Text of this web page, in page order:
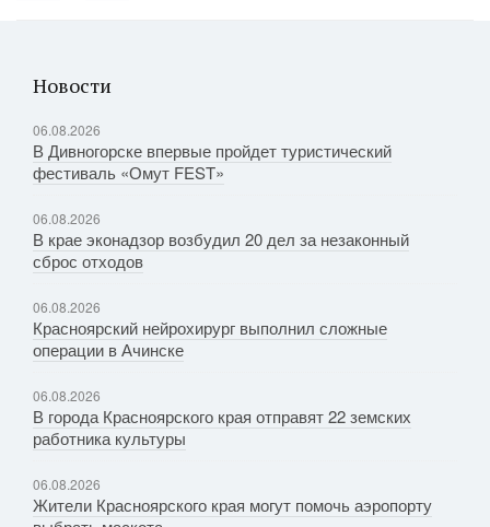
Новости
06.08.2026
В Дивногорске впервые пройдет туристический
фестиваль «Омут FEST»
06.08.2026
В крае эконадзор возбудил 20 дел за незаконный
сброс отходов
06.08.2026
Красноярский нейрохирург выполнил сложные
операции в Ачинске
06.08.2026
В города Красноярского края отправят 22 земских
работника культуры
06.08.2026
Жители Красноярского края могут помочь аэропорту